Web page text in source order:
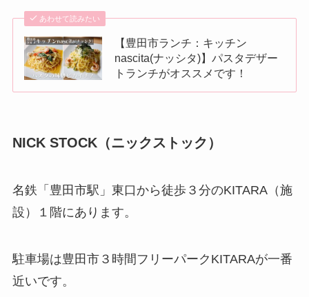
あわせて読みたい
【豊田市ランチ：キッチン
nascita(ナッシタ)】パスタデザー
トランチがオススメです！
NICK STOCK（ニックストック）
名鉄「豊田市駅」東口から徒歩３分のKITARA（施
設）１階にあります。
駐車場は豊田市３時間フリーパークKITARAが一番
近いです。